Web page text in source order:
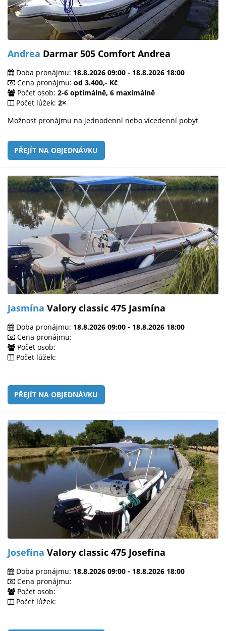
Andrea Darmar 505 Comfort Andrea
Doba pronájmu: 18.8.2026 09:00 - 18.8.2026 18:00
Cena pronájmu: od 3.400,- Kč
Počet osob: 2-6 optimálně, 6 maximálně
Počet lůžek: 2×
Možnost pronájmu na jednodenní nebo vícedenní pobyt
PŘEJÍT NA OBJEDNÁVKU
Jasmína Valory classic 475 Jasmína
Doba pronájmu: 18.8.2026 09:00 - 18.8.2026 18:00
Cena pronájmu:
Počet osob:
Počet lůžek:
PŘEJÍT NA OBJEDNÁVKU
Josefína Valory classic 475 Josefína
Doba pronájmu: 18.8.2026 09:00 - 18.8.2026 18:00
Cena pronájmu:
Počet osob:
Počet lůžek: